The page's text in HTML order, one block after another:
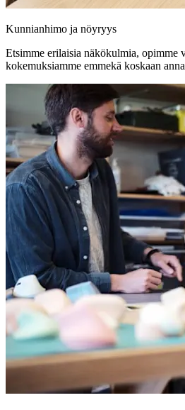
Kunnianhimo ja nöyryys
Etsimme erilaisia näkökulmia, opimme
kokemuksiamme emmekä koskaan